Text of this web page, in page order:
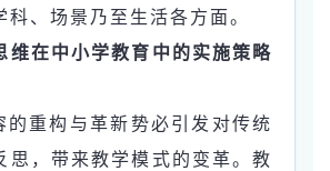
、场景乃至生活各方面。
维在中小学教育中的实施策略
的重构与革新势必引发对传统
思，带来教学模式的变革。教